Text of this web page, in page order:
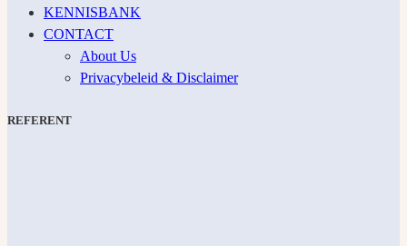
KENNISBANK
CONTACT
About Us
Privacybeleid & Disclaimer
REFERENT